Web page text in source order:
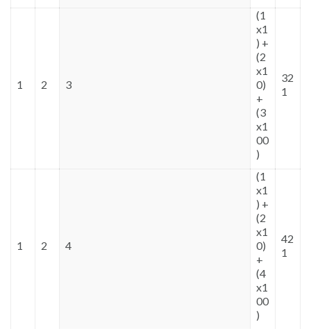
1 2 3
(1
x1
) +
(2
x1
0)
+
(3
x1
00
)
32
1
1 2 4
(1
x1
) +
(2
x1
0)
+
(4
x1
00
)
42
1